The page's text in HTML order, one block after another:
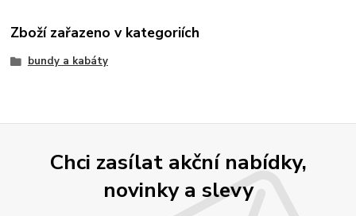
Zboží zařazeno v kategoriích
bundy a kabáty
Chci zasílat akční nabídky,
novinky a slevy